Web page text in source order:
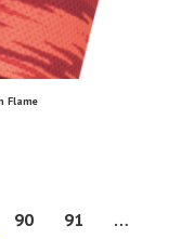
Flame
90 91
…